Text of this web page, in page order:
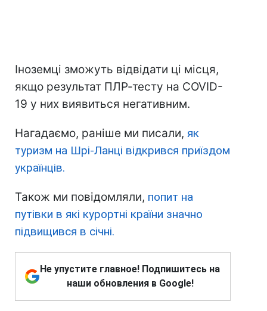
Іноземці зможуть відвідати ці місця,
якщо результат ПЛР-тесту на COVID-
19 у них виявиться негативним.
Нагадаємо, раніше ми писали, як
туризм на Шрі-Ланці відкрився приїздом
українців.
Також ми повідомляли, попит на
путівки в які курортні країни значно
підвищився в січні.
Не упустите главное! Подпишитесь на
наши обновления в Google!